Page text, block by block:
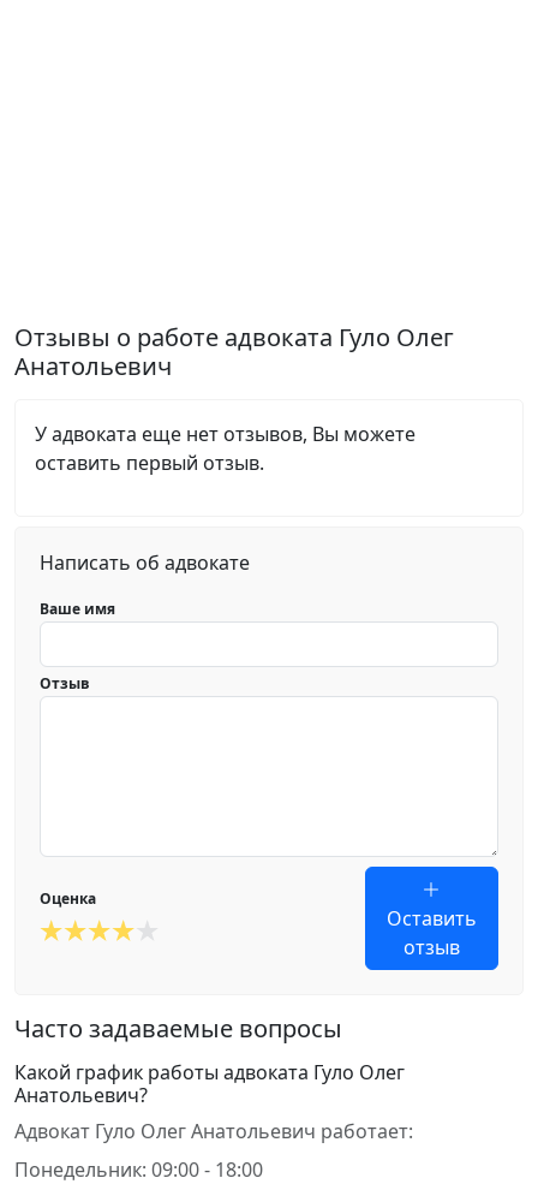
Отзывы о работе адвоката Гуло Олег
Анатольевич
У адвоката еще нет отзывов, Вы можете
оставить первый отзыв.
Написать об адвокате
Ваше имя
Отзыв
Оценка
Оставить
отзыв
Часто задаваемые вопросы
Какой график работы адвоката Гуло Олег
Анатольевич?
Адвокат Гуло Олег Анатольевич работает:
Понедельник: 09:00 - 18:00